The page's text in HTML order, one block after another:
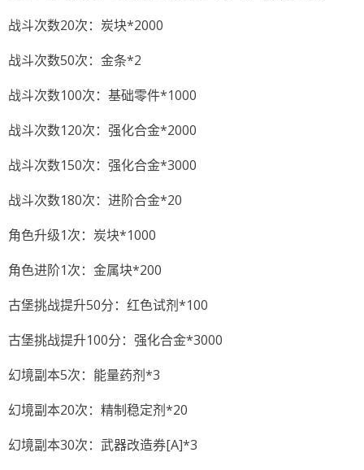
战斗次数20次：炭块*2000
战斗次数50次：金条*2
战斗次数100次：基础零件*1000
战斗次数120次：强化合金*2000
战斗次数150次：强化合金*3000
战斗次数180次：进阶合金*20
角色升级1次：炭块*1000
角色进阶1次：金属块*200
古堡挑战提升50分：红色试剂*100
古堡挑战提升100分：强化合金*3000
幻境副本5次：能量药剂*3
幻境副本20次：精制稳定剂*20
幻境副本30次：武器改造券[A]*3